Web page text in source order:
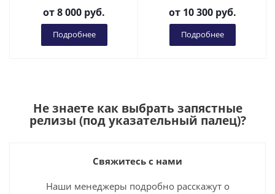
от8 000 руб.
Подробнее
от 10 300 руб.
Подробнее
Не знаете как выбрать запястные
релизы (под указательный палец)?
Свяжитесь с нами
Наши менеджеры подробно расскажут о